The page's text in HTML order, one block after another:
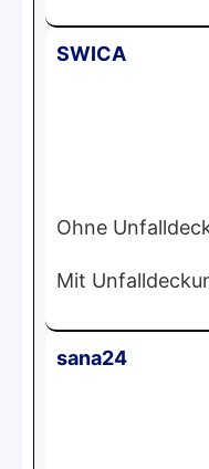
SWICA
Ohne
Mit
sana24